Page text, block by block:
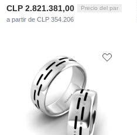
CLP 2.821.381,00 Precio del par
a partir de CLP 354.206